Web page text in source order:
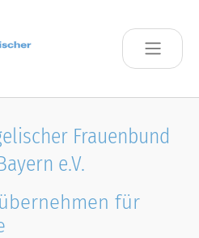
Frauenbund
e.V.
für